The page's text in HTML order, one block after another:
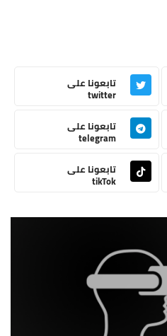
تابعونا على
twitter
تابعونا على
telegram
تابعونا على
tikTok